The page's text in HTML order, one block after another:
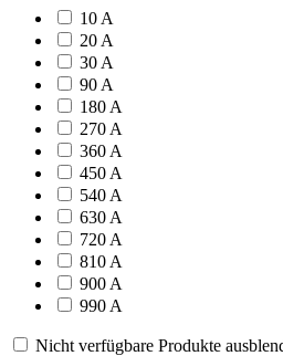
10 A
20 A
30 A
90 A
180 A
270 A
360 A
450 A
540 A
630 A
720 A
810 A
900 A
990 A
Nicht verfügbare Produkte